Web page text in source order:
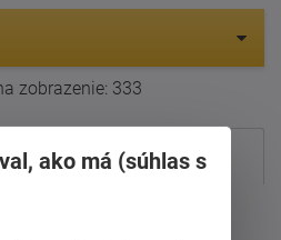
zobrazenie: 333
ako má (súhlas s